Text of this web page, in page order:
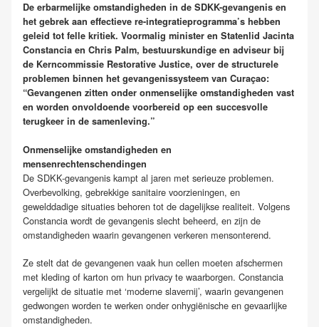
De erbarmelijke omstandigheden in de SDKK-gevangenis en
het gebrek aan effectieve re-integratieprogramma’s hebben
geleid tot felle kritiek. Voormalig minister en Statenlid Jacinta
Constancia en Chris Palm, bestuurskundige en adviseur bij
de Kerncommissie Restorative Justice, over de structurele
problemen binnen het gevangenissysteem van Curaçao:
“Gevangenen zitten onder onmenselijke omstandigheden vast
en worden onvoldoende voorbereid op een succesvolle
terugkeer in de samenleving.”
Onmenselijke omstandigheden en
mensenrechtenschendingen
De SDKK-gevangenis kampt al jaren met serieuze problemen.
Overbevolking, gebrekkige sanitaire voorzieningen, en
gewelddadige situaties behoren tot de dagelijkse realiteit. Volgens
Constancia wordt de gevangenis slecht beheerd, en zijn de
omstandigheden waarin gevangenen verkeren mensonterend.
Ze stelt dat de gevangenen vaak hun cellen moeten afschermen
met kleding of karton om hun privacy te waarborgen. Constancia
vergelijkt de situatie met ‘moderne slavernij’, waarin gevangenen
gedwongen worden te werken onder onhygiënische en gevaarlijke
omstandigheden.